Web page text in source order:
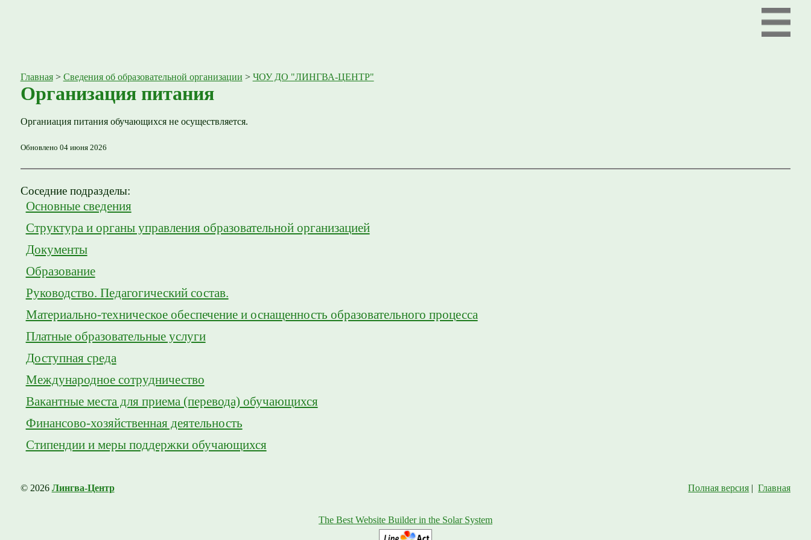
Главная> Сведения об образовательной организации > ЧОУ ДО "ЛИНГВА-ЦЕНТР"
Организация питания
Органиация питания обучающихся не осуществляется.
Обновлено 04 июня 2026
Соседние подразделы:
Основные сведения
Структура и органы управления образовательной организацией
Документы
Образование
Руководство. Педагогический состав.
Материально-техническое обеспечение и оснащенность образовательного процесса
Платные образовательные услуги
Доступная среда
Международное сотрудничество
Вакантные места для приема (перевода) обучающихся
Финансово-хозяйственная деятельность
Стипендии и меры поддержки обучающихся
© 2026 Лингва-Центр Полная версия |Главная
The Best Website Builder in the Solar System